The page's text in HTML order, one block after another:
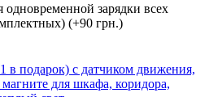
одновременной зарядки всех
(+90 грн.)